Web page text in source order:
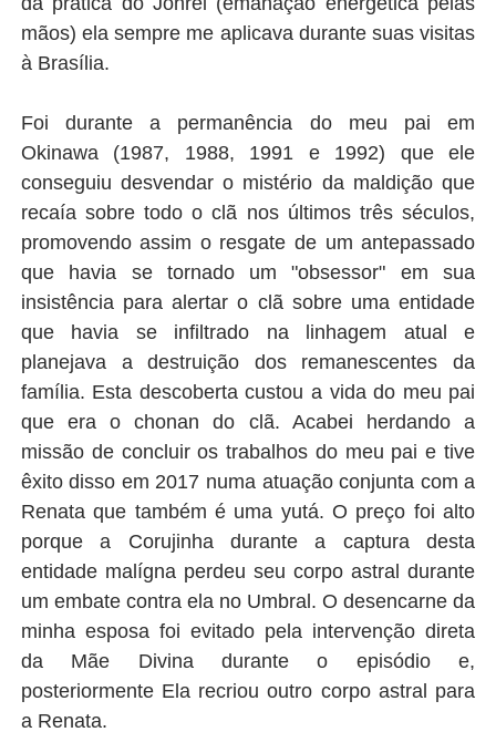
mãos) ela sempre me aplicava durante suas visitas
à Brasília.
Foi durante a permanência do meu pai em
Okinawa (1987, 1988, 1991 e 1992) que ele
conseguiu desvendar o mistério da maldição que
recaía sobre todo o clã nos últimos três séculos,
promovendo assim o resgate de um antepassado
que havia se tornado um "obsessor" em sua
insistência para alertar o clã sobre uma entidade
que havia se infiltrado na linhagem atual e
planejava a destruição dos remanescentes da
família. Esta descoberta custou a vida do meu pai
que era o chonan do clã. Acabei herdando a
missão de concluir os trabalhos do meu pai e tive
êxito disso em 2017 numa atuação conjunta com a
Renata que também é uma yutá. O preço foi alto
porque a Corujinha durante a captura desta
entidade malígna perdeu seu corpo astral durante
um embate contra ela no Umbral. O desencarne da
minha esposa foi evitado pela intervenção direta
da Mãe Divina durante o episódio e,
posteriormente Ela recriou outro corpo astral para
a Renata.